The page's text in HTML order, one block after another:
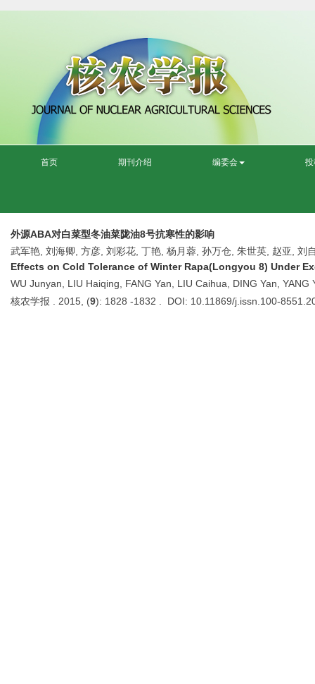
首页 期刊介绍 编委会
外源ABA对白菜型冬油菜陇油8号抗寒性的影响
武军艳, 刘海卿, 方彦, 刘彩花, 丁艳, 杨月蓉, 孙万仓, 朱世英, 赵亚, 刘
Effects on Cold Tolerance of Winter Rapa(Longyou 8) Under
WU Junyan, LIU Haiqing, FANG Yan, LIU Caihua, DING Yan,
核农学报 . 2015, (9): 1828 -1832 . DOI: 10.11869/j.issn.100-